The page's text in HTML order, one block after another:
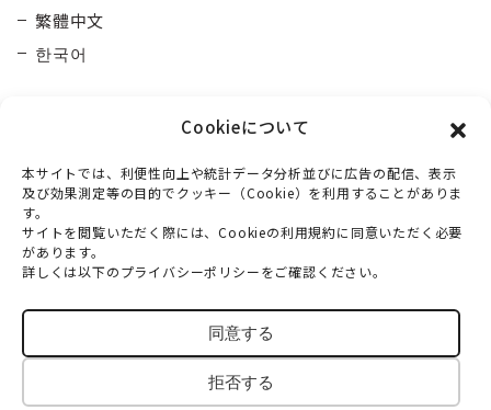
Cookieについて
本サイトでは、利便性向上や統計データ分析並びに広告の配信、表示
及び効果測定等の目的でクッキー（Cookie）を利用することがありま
す。
サイトを閲覧いただく際には、Cookieの利用規約に同意いただく必要
があります。
詳しくは以下のプライバシーポリシーをご確認ください。
同意する
拒否する
繁體中文
한국어
一般社団法人 大雪カムイミンタラDMO
〒070-0030
北海道旭川市宮下通10丁目3番2号 マルウンホール3階
TEL：0166-73-6968
© 2018-2026 TAISETSU KAMUIMINTARA DMO
All Rights Reserved.